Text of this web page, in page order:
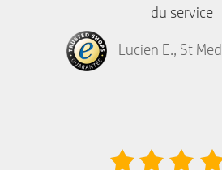
du service
Lucien E., St